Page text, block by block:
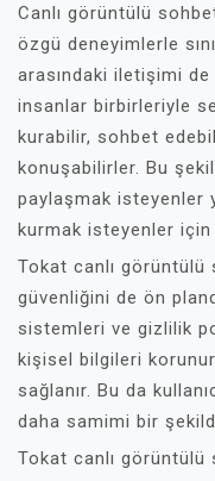
Canlı görüntülü
özgü deneyimlerle
arasındaki iletişimi
insanlar birbirleriyle
kurabilir, sohbet
konuşabilirler. Bu
paylaşmak isteyenler
kurmak isteyenler
Tokat canlı görüntülü
güvenliğini de ön
sistemleri ve gizlilik
kişisel bilgileri
sağlanır. Bu da
daha samimi bir
Tokat canlı görüntülü